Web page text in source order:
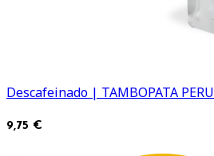
Descafeinado | TAMBOPATA PERU
9,75 €